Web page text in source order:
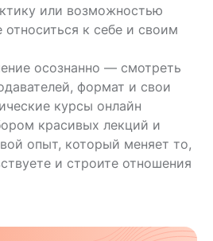
или возможностью
относиться к себе и своим
осознанно — смотреть
формат и свои
курсы онлайн
красивых лекций и
опыт, который меняет то,
и строите отношения